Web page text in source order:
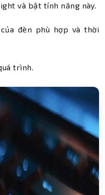
và bật tính năng này.
đèn phù hợp và thời
trình.